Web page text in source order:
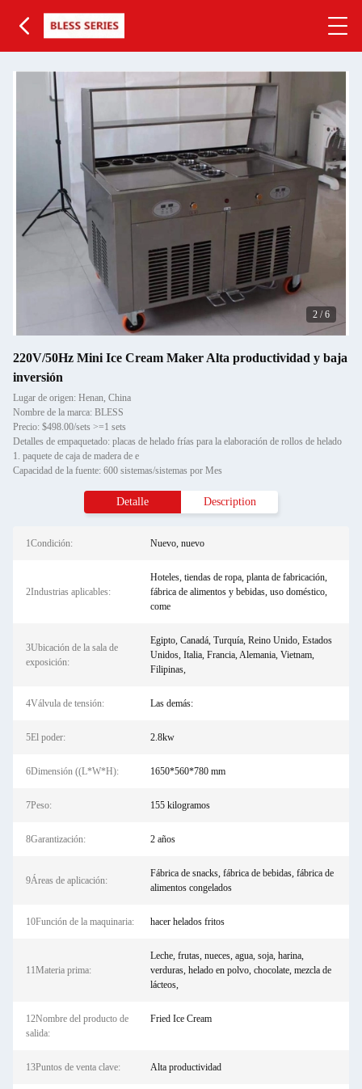
2 /6
220V/50Hz Mini Ice Cream Maker Alta productividad y baja
inversión
Lugar de origen: Henan, China
Nombre de la marca: BLESS
Precio: $498.00/sets >=1 sets
Detalles de empaquetado: placas de helado frías para la elaboración de rollos de helado
1. paquete de caja de madera de e
Capacidad de la fuente: 600 sistemas/sistemas por Mes
Detalle Description
1Condición: Nuevo, nuevo
2Industrias aplicables:
Hoteles, tiendas de ropa, planta de fabricación,
fábrica de alimentos y bebidas, uso doméstico,
come
3Ubicación de la sala de
exposición:
Egipto, Canadá, Turquía, Reino Unido, Estados
Unidos, Italia, Francia, Alemania, Vietnam,
Filipinas,
4Válvula de tensión: Las demás:
5El poder: 2.8kw
6Dimensión ((L*W*H): 1650*560*780 mm
7Peso: 155 kilogramos
8Garantización: 2 años
9Áreas de aplicación:
Fábrica de snacks, fábrica de bebidas, fábrica de
alimentos congelados
10Función de la maquinaria: hacer helados fritos
11Materia prima:
Leche, frutas, nueces, agua, soja, harina,
verduras, helado en polvo, chocolate, mezcla de
lácteos,
12Nombre del producto de
salida:
Fried Ice Cream
13Puntos de venta clave: Alta productividad